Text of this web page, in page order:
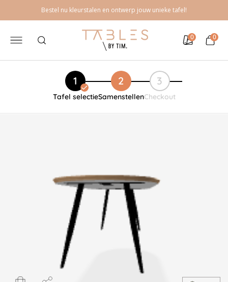
content
Bestel nu kleurstalen en ontwerp jouw unieke tafel!
Kleurstalen
0 0
artikelen
Tafel selectieSamenstellenCheckout